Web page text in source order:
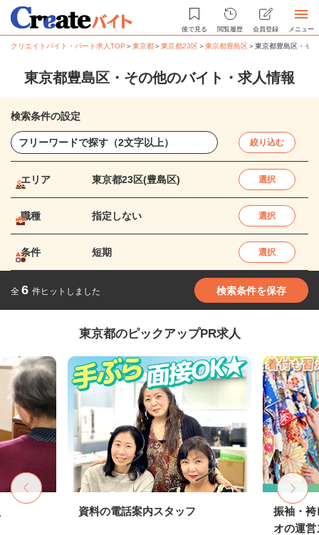
後で見る 閲覧履歴 会員登録 メニュー
クリエイトバイト・パート求人TOP ＞東京都＞東京都23区＞東京都豊島区＞東京都豊島区・そ
東京都豊島区・その他のバイト・求人情報
検索条件の設定
絞り込む
エリア 東京都23区(豊島区) 選択
職種 指定しない 選択
条件 短期 選択
全 6 件ヒットしました 検索条件を保存
東京都のピックアップPR求人
資料の電話案内スタッフ
振袖・袴
オの運営